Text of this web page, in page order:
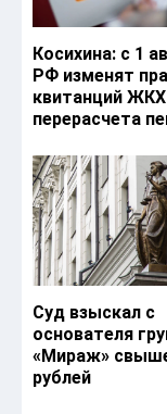
Косихина: с 1
РФ изменят
квитанций
перерасчета
Суд взыскал с
основателя
«Мираж»
рублей